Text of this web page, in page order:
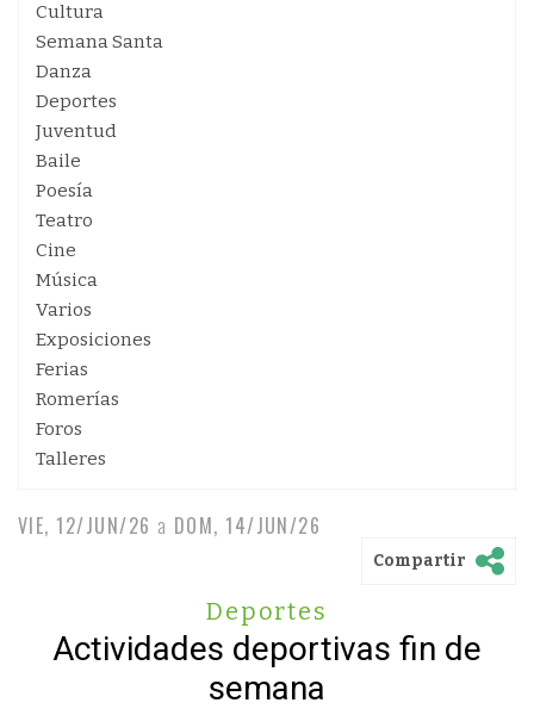
Cultura
Semana Santa
Danza
Deportes
Juventud
Baile
Poesía
Teatro
Cine
Música
Varios
Exposiciones
Ferias
Romerías
Foros
Talleres
VIE, 12/JUN/26 a DOM, 14/JUN/26
Compartir
Deportes
Actividades deportivas fin de
semana